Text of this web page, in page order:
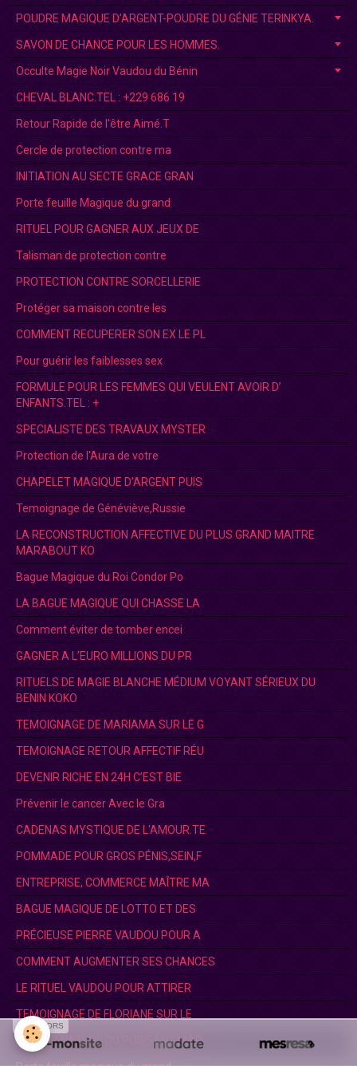
POUDRE MAGIQUE D’ARGENT-POUDRE DU GÉNIE TERINKYA.
SAVON DE CHANCE POUR LES HOMMES.
Occulte Magie Noir Vaudou du Bénin
CHEVAL BLANC.TEL : +229 686 19
Retour Rapide de l'être Aimé.T
Cercle de protection contre ma
INITIATION AU SECTE GRACE GRAN
Porte feuille Magique du grand
RITUEL POUR GAGNER AUX JEUX DE
Talisman de protection contre
PROTECTION CONTRE SORCELLERIE
Protéger sa maison contre les
COMMENT RECUPERER SON EX LE PL
Pour guérir les faiblesses sex
FORMULE POUR LES FEMMES QUI VEULENT AVOIR D’
ENFANTS.TEL : +
SPECIALISTE DES TRAVAUX MYSTER
Protection de l'Aura de votre
CHAPELET MAGIQUE D’ARGENT PUIS
Temoignage de Généviève,Russie
LA RECONSTRUCTION AFFECTIVE DU PLUS GRAND MAITRE
MARABOUT KO
Bague Magique du Roi Condor Po
LA BAGUE MAGIQUE QUI CHASSE LA
Comment éviter de tomber encei
GAGNER A L’EURO MILLIONS DU PR
RITUELS DE MAGIE BLANCHE MÉDIUM VOYANT SÉRIEUX DU
BENIN KOKO
TEMOIGNAGE DE MARIAMA SUR LE G
TEMOIGNAGE RETOUR AFFECTIF RÉU
DEVENIR RICHE EN 24H C’EST BIE
Prévenir le cancer Avec le Gra
CADENAS MYSTIQUE DE L'AMOUR.TE
POMMADE POUR GROS PÉNIS,SEIN,F
ENTREPRISE, COMMERCE MAÎTRE MA
BAGUE MAGIQUE DE LOTTO ET DES
PRÉCIEUSE PIERRE VAUDOU POUR A
COMMENT AUGMENTER SES CHANCES
LE RITUEL VAUDOU POUR ATTIRER
TEMOIGNAGE DE FLORIANE SUR LE
COLLIER NATURE DU PUISSANT MAR
SPONSORS